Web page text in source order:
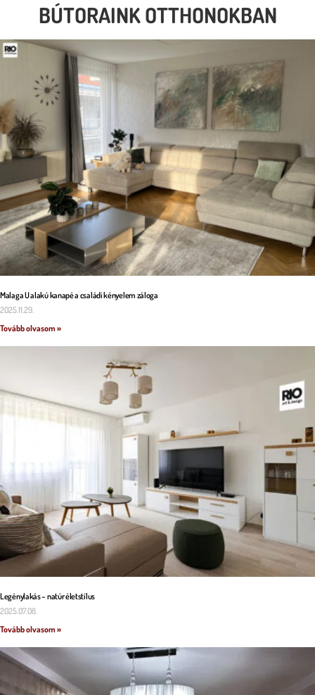
BÚTORAINK OTTHONOKBAN
Malaga U alakú kanapé a családi kényelem záloga
2025.11.29.
Tovább olvasom »
Legénylakás – natúr életstílus
2025.07.08.
Tovább olvasom »